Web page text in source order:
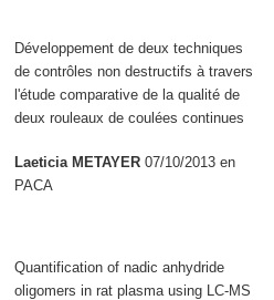
Développement de deux techniques
de contrôles non destructifs à travers
l'étude comparative de la qualité de
deux rouleaux de coulées continues
Laeticia METAYER 07/10/2013 en
PACA
Quantification of nadic anhydride
oligomers in rat plasma using LC-MS